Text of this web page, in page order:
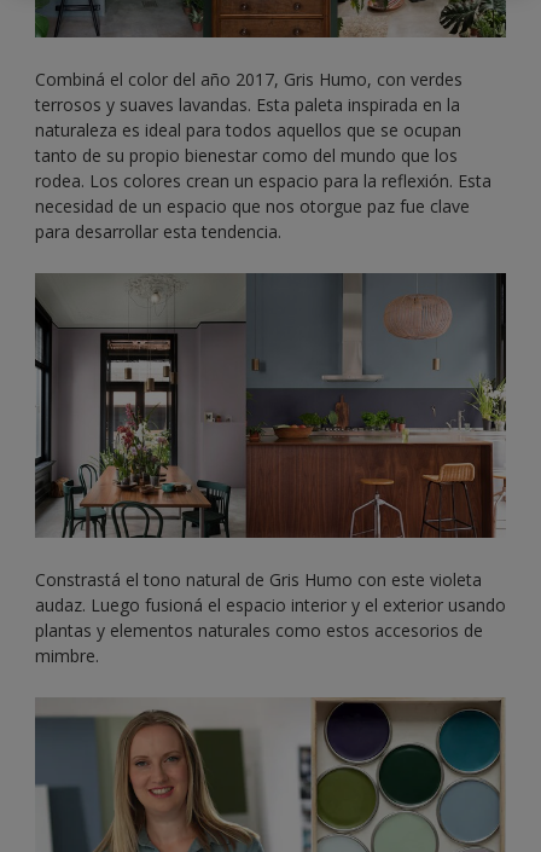
Combiná el color del año 2017, Gris Humo, con verdes
terrosos y suaves lavandas. Esta paleta inspirada en la
naturaleza es ideal para todos aquellos que se ocupan
tanto de su propio bienestar como del mundo que los
rodea. Los colores crean un espacio para la reflexión. Esta
necesidad de un espacio que nos otorgue paz fue clave
para desarrollar esta tendencia.
Constrastá el tono natural de Gris Humo con este violeta
audaz. Luego fusioná el espacio interior y el exterior usando
plantas y elementos naturales como estos accesorios de
mimbre.